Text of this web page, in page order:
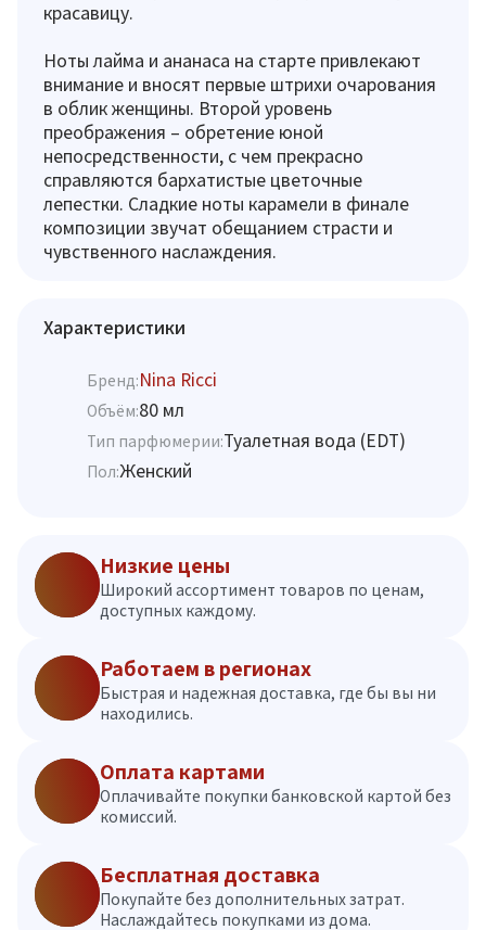
красавицу.
Ноты лайма и ананаса на старте привлекают
внимание и вносят первые штрихи очарования
в облик женщины. Второй уровень
преображения – обретение юной
непосредственности, с чем прекрасно
справляются бархатистые цветочные
лепестки. Сладкие ноты карамели в финале
композиции звучат обещанием страсти и
чувственного наслаждения.
Характеристики
Бренд:Nina Ricci
Объём:80 мл
Тип парфюмерии:Туалетная вода (EDT)
Пол:Женский
Низкие цены
Широкий ассортимент товаров по ценам,
доступных каждому.
Работаем в регионах
Быстрая и надежная доставка, где бы вы ни
находились.
Оплата картами
Оплачивайте покупки банковской картой без
комиссий.
Бесплатная доставка
Покупайте без дополнительных затрат.
Наслаждайтесь покупками из дома.